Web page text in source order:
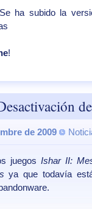
ha subido la
!
de 2009
juegos Ishar II:
ya que todavía